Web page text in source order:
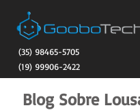
(35) 98465-5705
(19) 99906-2422
Blog Sobre